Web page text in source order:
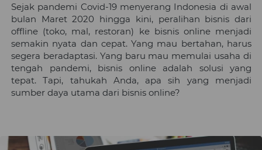
Sejak pandemi Covid-19 menyerang Indonesia di awal
bulan Maret 2020 hingga kini, peralihan bisnis dari
offline (toko, mal, restoran) ke bisnis online menjadi
semakin nyata dan cepat. Yang mau bertahan, harus
segera beradaptasi. Yang baru mau memulai usaha di
tengah pandemi, bisnis online adalah solusi yang
tepat. Tapi, tahukah Anda, apa sih yang menjadi
sumber daya utama dari bisnis online?